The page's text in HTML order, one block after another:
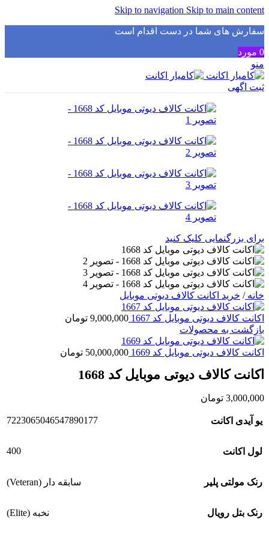
Skip to navigation Skip to main content
سفارش های شما در دست اقدام است✅
0 مورد
منو
ثبت اگهی
برای بزرگنمایی کلیک کنید
خانه/ خرید اکانت کالاف دیوتی موبایل
اکانت کالاف دیوتی موبایل کد 1667 9,000,000 تومان
بازگشت به محصولات
اکانت کالاف دیوتی موبایل کد 1669 50,000,000 تومان
اکانت کالاف دیوتی موبایل کد 1668
3,000,000 تومان
یو آیدی اکانت 7223065046547890177
لول اکانت 400
رنک مولتی پلیر سابقه دار (Veteran)
رنک بتل رویال نخبه (Elite)